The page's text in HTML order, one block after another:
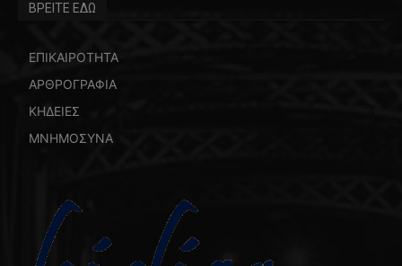
ΒΡΕΙΤΕ ΕΔΩ
ΕΠΙΚΑΙΡΟΤΗΤΑ
ΑΡΘΡΟΓΡΑΦΙΑ
ΚΗΔΕΙΕΣ
ΜΝΗΜΟΣΥΝΑ